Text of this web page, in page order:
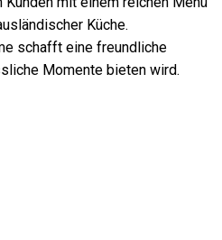
Küche.
schafft eine freundliche
Momente bieten wird.